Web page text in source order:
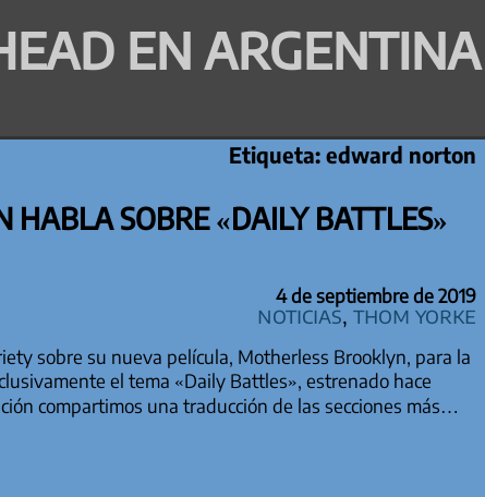
EN ARGENTINA
Etiqueta: edward norton
HABLA SOBRE «DAILY BATTLES»
4 de septiembre de 2019
Noticias Thom Yorke
sobre su nueva película, Motherless Brooklyn, para la
el tema «Daily Battles», estrenado hace
compartimos una traducción de las secciones más…